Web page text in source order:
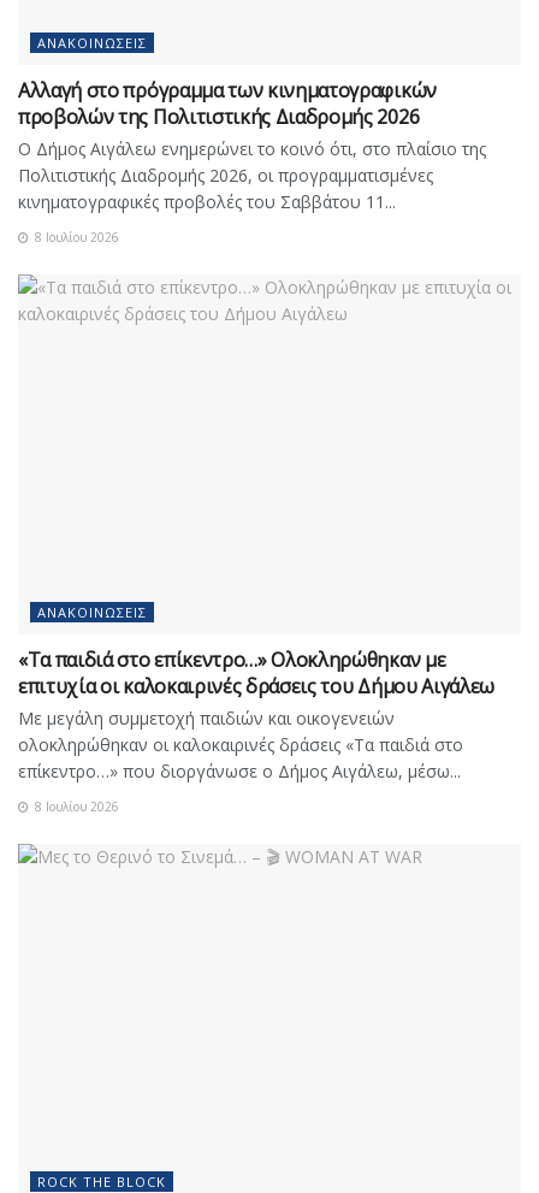
ΑΝΑΚΟΙΝΏΣΕΙΣ
Αλλαγή στο πρόγραμμα των κινηματογραφικών
προβολών της Πολιτιστικής Διαδρομής 2026
Ο Δήμος Αιγάλεω ενημερώνει το κοινό ότι, στο πλαίσιο της
Πολιτιστικής Διαδρομής 2026, οι προγραμματισμένες
κινηματογραφικές προβολές του Σαββάτου 11...
8 Ιουλίου 2026
ΑΝΑΚΟΙΝΏΣΕΙΣ
«Τα παιδιά στο επίκεντρο…» Ολοκληρώθηκαν με
επιτυχία οι καλοκαιρινές δράσεις του Δήμου Αιγάλεω
Με μεγάλη συμμετοχή παιδιών και οικογενειών
ολοκληρώθηκαν οι καλοκαιρινές δράσεις «Τα παιδιά στο
επίκεντρο…» που διοργάνωσε ο Δήμος Αιγάλεω, μέσω...
8 Ιουλίου 2026
ROCK THE BLOCK